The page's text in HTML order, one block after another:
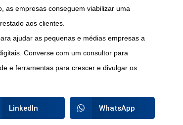
as empresas conseguem viabilizar uma
aos clientes.
ajudar as pequenas e médias empresas a
Converse com um consultor para
e ferramentas para crescer e divulgar os
LinkedIn WhatsApp